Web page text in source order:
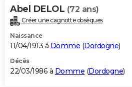
Abel DELOL (72 ans)
Créer une cagnotte obsèques
Naissance
11/04/1913 à Domme (Dordogne)
Décès
22/03/1986 à Domme (Dordogne)